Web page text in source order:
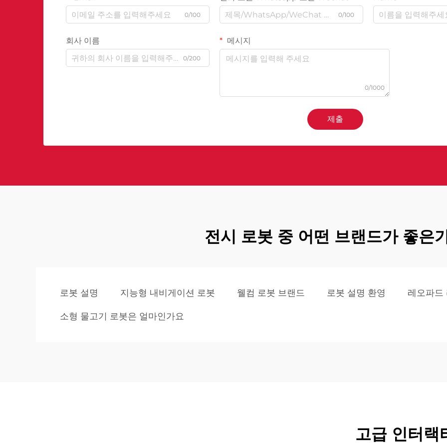
0/100 0/100
회사 이름
0/200
메시지
0/1000
제출
전시 로봇 중 어떤 브랜드가 좋은
로봇 설명 지능형 내비게이션 로봇 웰컴 로봇 브랜드 로봇 설명 환영 레오파드
소형 물고기 로봇은 얼마인가요
고급 인터랙